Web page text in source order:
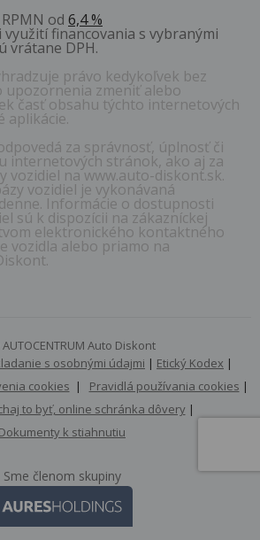
od 6,4 %
financovania s vybranými
vrátane DPH.
právo kedykoľvek bez
upozornenia zmeniť alebo
časť obsahu týchto internetových
aplikácie.
za správnosť, úplnosť či
internetových stránok, ako aj za
vozidiel na www.auto-diskont.sk.
vozidiel je vykonávaná
Informácie o dostupnosti
sú k dispozícii na zákazníckej
elektronického kontaktného
vozidla alebo priamo na
Auto Diskont
s osobnými údajmi | Etický Kodex |
cookies | Pravidlá používania cookies |
to byť, online schránka dôvery|
Dokumenty k stiahnutiu
Sme členom skupiny